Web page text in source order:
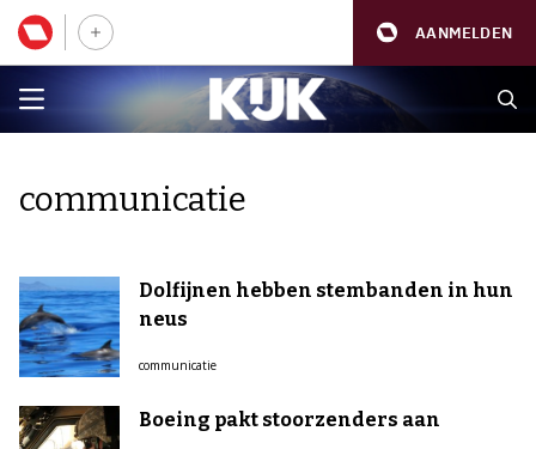
AANMELDEN
communicatie
Dolfijnen hebben stembanden in hun
neus
communicatie
Boeing pakt stoorzenders aan